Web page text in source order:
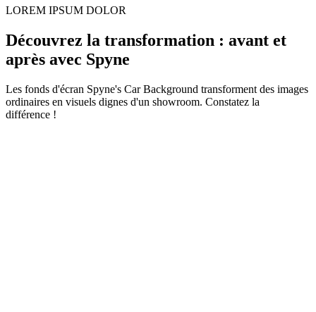
LOREM IPSUM DOLOR
Découvrez la transformation : avant et
après avec Spyne
Les fonds d'écran Spyne's Car Background transforment des images
ordinaires en visuels dignes d'un showroom. Constatez la
différence !